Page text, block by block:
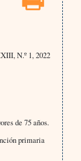
N.º 1, 2022
de 75 años.
primaria